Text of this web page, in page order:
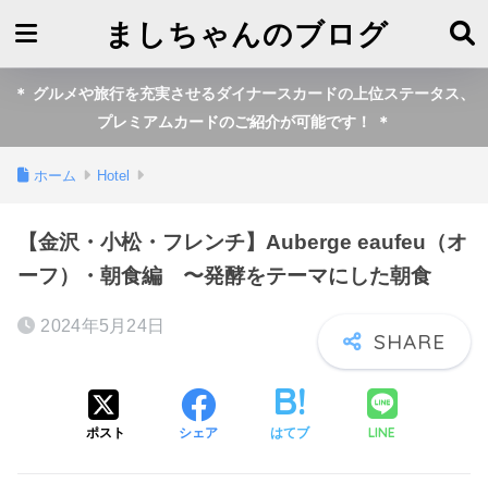
ましちゃんのブログ
＊ グルメや旅行を充実させるダイナースカードの上位ステータス、
プレミアムカードのご紹介が可能です！ ＊
ホーム Hotel
【金沢・小松・フレンチ】Auberge eaufeu（オ
ーフ）・朝食編 〜発酵をテーマにした朝食
2024年5月24日
ポスト シェア はてブ LINE